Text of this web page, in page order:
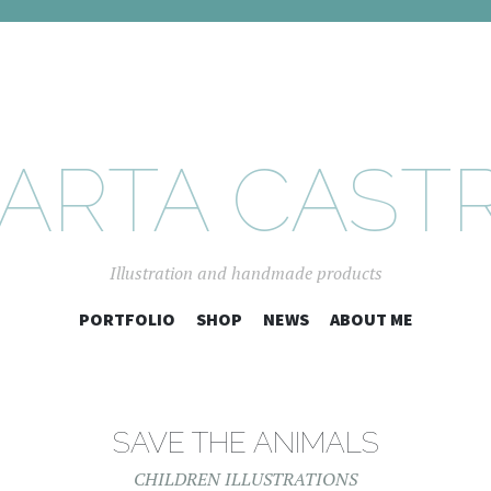
Illustration and handmade products
SKIP
PORTFOLIO SHOP NEWS ABOUT ME
SAVE THE ANIMALS
CHILDREN ILLUSTRATIONS